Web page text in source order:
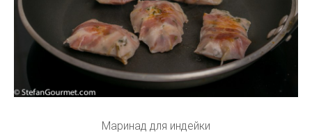
Маринад для индейки